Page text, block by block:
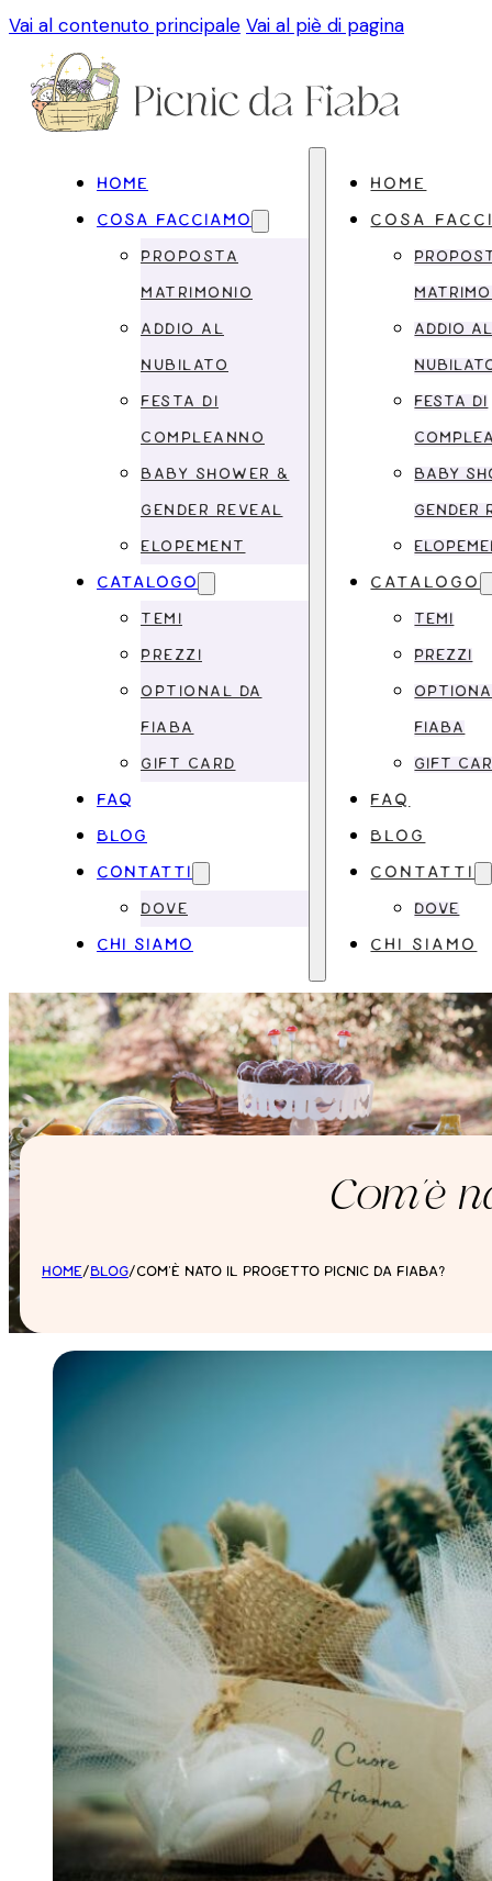
Vai al contenuto principale Vai al piè di pagina
HOME
COSA FACCIAMO
PROPOSTA
MATRIMONIO
ADDIO AL
NUBILATO
FESTA DI
COMPLEANNO
BABY SHOWER &
GENDER REVEAL
ELOPEMENT
CATALOGO
TEMI
PREZZI
OPTIONAL DA
FIABA
GIFT CARD
FAQ
BLOG
CONTATTI
DOVE
CHI SIAMO
HOME
COSA
ADDIO
FESTA DI
BABY
GENDER
CATALOGO
TEMI
PREZZI
FIABA
GIFT
FAQ
BLOG
CONTATTI
DOVE
CHI SIAMO
Com’è
HOME/BLOG/COM'È NATO IL PROGETTO PICNIC DA FIABA?